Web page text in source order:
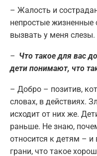
– Жалость и
непростые жизненные
вызвать у меня слезы.
– Что такое для вас
дети понимают, что
– Добро – позитив,
словах, в действиях.
исходит от них же.
раньше. Не знаю,
относится к детям – и
грани, что такое